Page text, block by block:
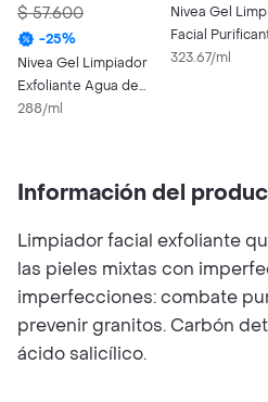
$ 57.600
-25%
Nivea Gel Limpiador
Exfoliante Agua de
Rosas
288/ml
Nivea Gel
Facial
Efecto Mate
323.67/ml
Información del
Limpiador facial exfoliante
las pieles mixtas con
imperfecciones: combate
prevenir granitos. Carbón
ácido salicílico.